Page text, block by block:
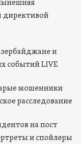
директивой
и
событий LIVE
мошенники
расследование
на пост
и спойлеры